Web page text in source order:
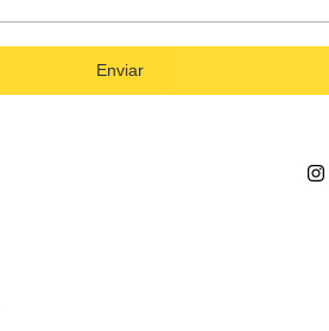
Enviar